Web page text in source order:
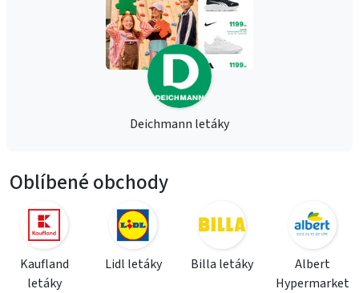
Deichmann letáky
Oblíbené obchody
Kaufland
letáky
Lidl letáky Billa letáky
Albert
Hypermarket